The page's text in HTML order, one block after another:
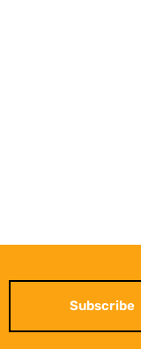
Subscribe